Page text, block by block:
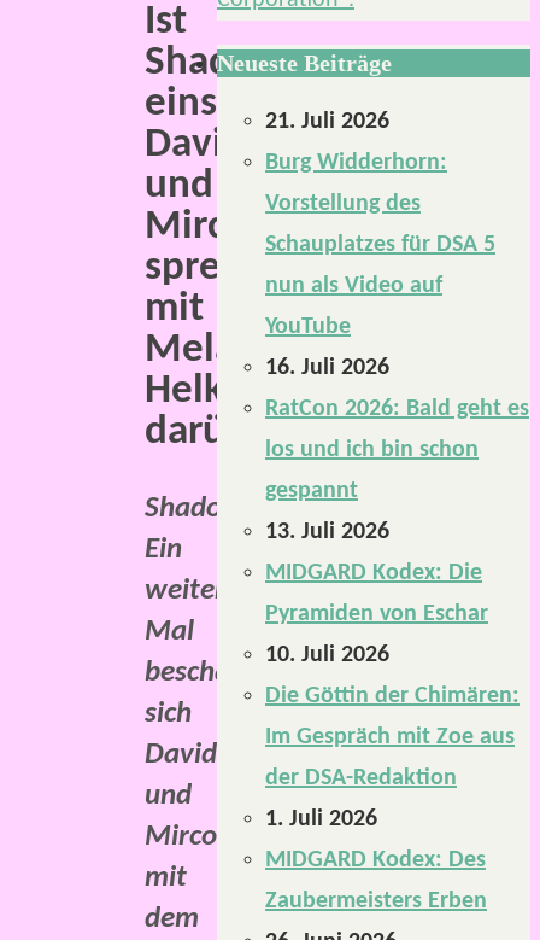
Ist
Shadowrun
einstiegsfreundlich?
David
und
Mirco
sprechen
mit
Melanie
Helke
darüber.
Shadowrun.
Ein
weiteres
Mal
beschäftigen
sich
David
und
Mirco
mit
dem
Neueste Beiträge
21. Juli 2026
Burg Widderhorn:
Vorstellung des
Schauplatzes für DSA 5
nun als Video auf
YouTube
16. Juli 2026
RatCon 2026: Bald geht es
los und ich bin schon
gespannt
13. Juli 2026
MIDGARD Kodex: Die
Pyramiden von Eschar
10. Juli 2026
Die Göttin der Chimären:
Im Gespräch mit Zoe aus
der DSA-Redaktion
1. Juli 2026
MIDGARD Kodex: Des
Zaubermeisters Erben